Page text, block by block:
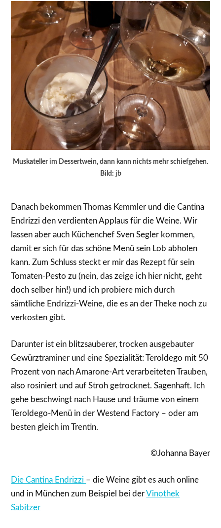
Muskateller im Dessertwein, dann kann nichts mehr schiefgehen.
Bild: jb
Danach bekommen Thomas Kemmler und die Cantina
Endrizzi den verdienten Applaus für die Weine. Wir
lassen aber auch Küchenchef Sven Segler kommen,
damit er sich für das schöne Menü sein Lob abholen
kann. Zum Schluss steckt er mir das Rezept für sein
Tomaten-Pesto zu (nein, das zeige ich hier nicht, geht
doch selber hin!) und ich probiere mich durch
sämtliche Endrizzi-Weine, die es an der Theke noch zu
verkosten gibt.
Darunter ist ein blitzsauberer, trocken ausgebauter
Gewürztraminer und eine Spezialität: Teroldego mit 50
Prozent von nach Amarone-Art verarbeiteten Trauben,
also rosiniert und auf Stroh getrocknet. Sagenhaft. Ich
gehe beschwingt nach Hause und träume von einem
Teroldego-Menü in der Westend Factory – oder am
besten gleich im Trentin.
©Johanna Bayer
Die Cantina Endrizzi – die Weine gibt es auch online
und in München zum Beispiel bei derVinothek
Sabitzer